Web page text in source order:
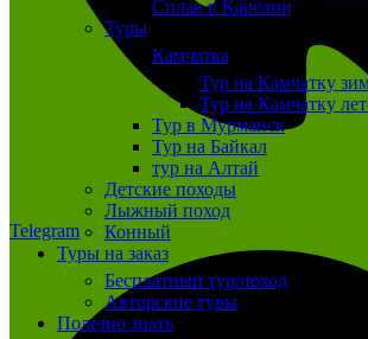
Telegram
Сплав в Карелии
Туры
Камчатка
Тур на Камчатку
Тур на Камчатку
Тур в Мурманск
Тур на Байкал
тур на Алтай
Детские походы
Лыжный поход
Конный
Туры на заказ
Бесплатный тур/поход
Авторские туры
Полезно знать